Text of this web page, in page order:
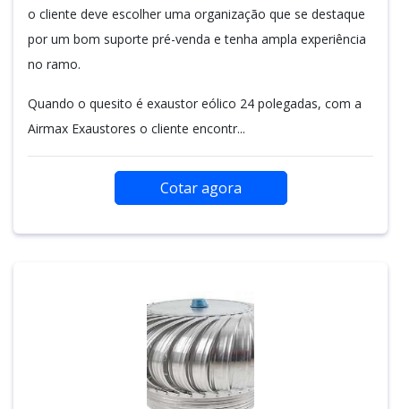
o cliente deve escolher uma organização que se destaque
por um bom suporte pré-venda e tenha ampla experiência
no ramo.
Quando o quesito é exaustor eólico 24 polegadas, com a
Airmax Exaustores o cliente encontr...
Cotar agora